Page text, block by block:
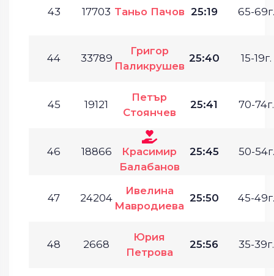
43 17703 Таньо Пачов 25:19 65-69г.
44 33789
Григор
Паликрушев
25:40 15-19г.
45 19121
Петър
Стоянчев
25:41 70-74г.
46 18866
Красимир
Балабанов
25:45 50-54г.
47 24204
Ивелина
Мавродиева
25:50 45-49г.
48 2668
Юрия
Петрова
25:56 35-39г.